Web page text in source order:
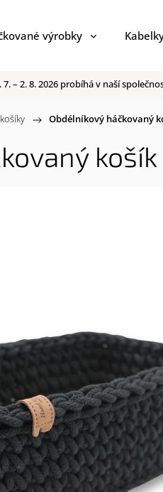
výrobky
7. – 2. 8. 2026 probíhá v naší
/ Obdélníkový háčkovaný